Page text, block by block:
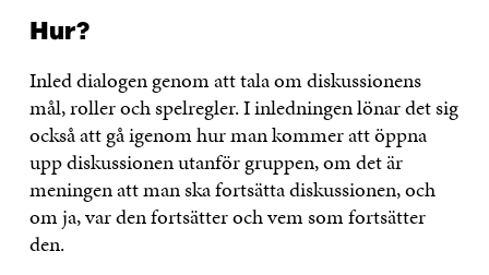
Hur?
Inled dialogen genom att tala om diskussionens
mål, roller och spelregler. I inledningen lönar det sig
också att gå igenom hur man kommer att öppna
upp diskussionen utanför gruppen, om det är
meningen att man ska fortsätta diskussionen, och
om ja, var den fortsätter och vem som fortsätter
den.